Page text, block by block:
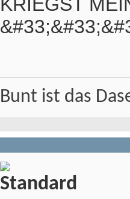
KRIEGST
Bunt ist das